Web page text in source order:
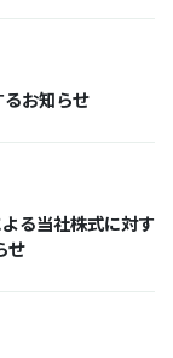
お知らせ
る当社株式に対す
せ